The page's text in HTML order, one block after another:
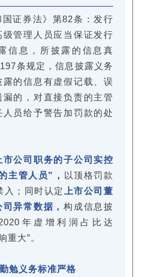
证券法》第82条：发行
级管理人员应当保证发行
信息，所披露的信息真
条规定，信息披露义务
露的信息有虚假记载、误
的，对直接负责的主管
员给予警告加罚款的处
市公司职务的子公司实控
主管人员”， 以顶格罚款
入；同时认定
上市公司董
司异常数据，构成信息披
年虚增利润占比达
重大”。
勉义务标准严格